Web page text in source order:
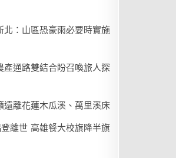
：山區恐豪雨必要時實施
通路雙結合盼召喚旅人探
離花蓮木瓜溪、萬里溪床
離世 高雄餐大校旗降半旗